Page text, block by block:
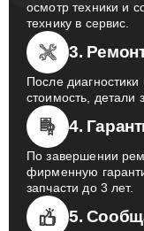
осмотр техники и
технику в сервис.
3.
После диагностики
стоимость, детали
4.
По завершении
фирменную
запчасти до 3 лет.
5.